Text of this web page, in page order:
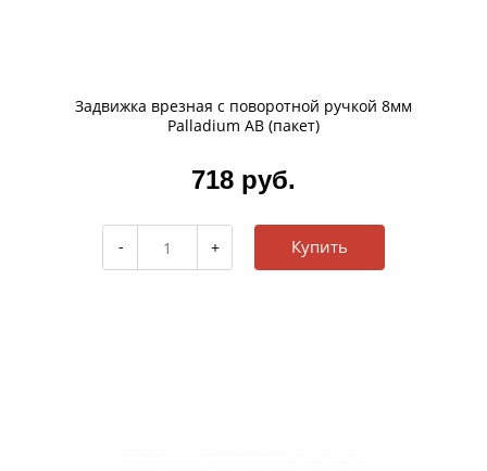
Задвижка врезная с поворотной ручкой 8мм
Palladium AB (пакет)
718 руб.
Купить